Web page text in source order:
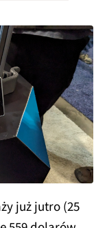
już jutro (25